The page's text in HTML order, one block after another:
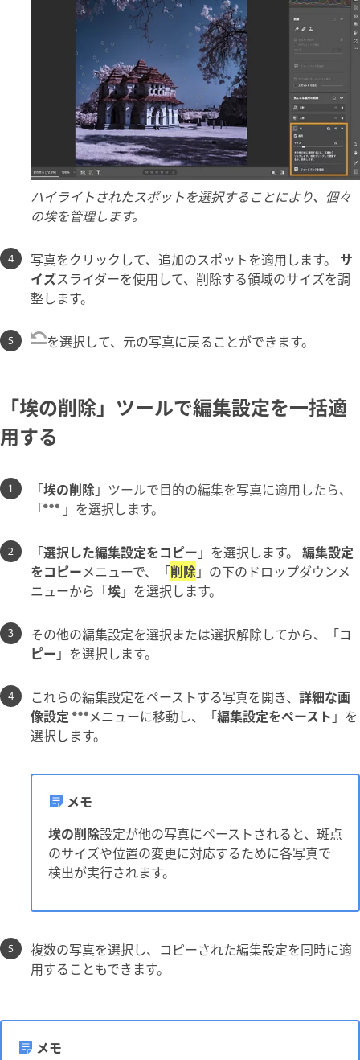
ハイライトされたスポットを選択することにより、個々
の埃を管理します。
写真をクリックして、追加のスポットを適用します。 サ
イズスライダーを使用して、削除する領域のサイズを調
整します。
を選択して、元の写真に戻ることができます。
「埃の削除」ツールで編集設定を一括適
用する
「埃の削除」ツールで目的の編集を写真に適用したら、
「
」を選択します。
「選択した編集設定をコピー 」を選択します。 編集設定
をコピーメニューで、「削除」の下のドロップダウンメ
ニューから「埃」を選択します。
その他の編集設定を選択または選択解除してから、「コ
ピー 」を選択します。
これらの編集設定をペーストする写真を開き、 詳細な画
像設定
メニューに移動し、「編集設定をペースト 」を
選択します。
メモ
埃の削除設定が他の写真にペーストされると、斑点
のサイズや位置の変更に対応するために各写真で
検出が実行されます。
複数の写真を選択し、コピーされた編集設定を同時に適
用することもできます。
メモ